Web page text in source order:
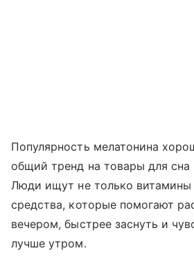
Популярность мелатонина
общий тренд на товары для сна
Люди ищут не только
средства, которые помогают
вечером, быстрее заснуть и
лучше утром.